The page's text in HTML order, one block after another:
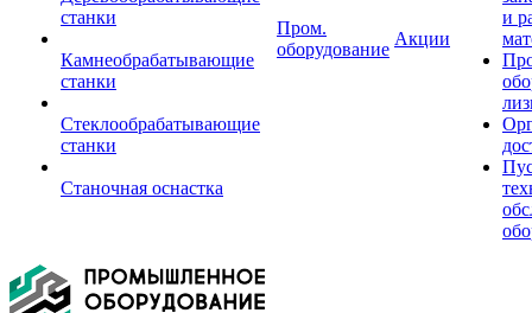
станки
Камнеобрабатывающие
станки
Стеклообрабатывающие
станки
Станочная оснастка
Пром.
оборудование
Акции
и